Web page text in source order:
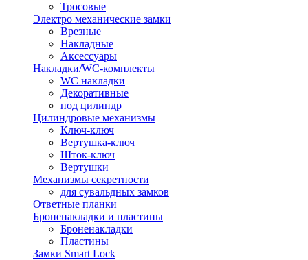
Тросовые
Электро механические замки
Врезные
Накладные
Аксессуары
Накладки/WC-комплекты
WC накладки
Декоративные
под цилиндр
Цилиндровые механизмы
Ключ-ключ
Вертушка-ключ
Шток-ключ
Вертушки
Механизмы секретности
для сувальдных замков
Ответные планки
Броненакладки и пластины
Броненакладки
Пластины
Замки Smart Lock